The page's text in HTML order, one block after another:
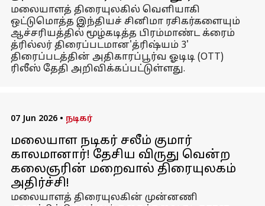
மலையாளத் திரையுலகில் வெளியாகி
ஒட்டுமொத்த இந்தியச் சினிமா ரசிகர்களையும்
ஆச்சரியத்தில் மூழ்கடித்த பிரம்மாண்ட க்ரைம்
த்ரில்லர் திரைப்படமான'த்ரிஷ்யம் 3'
திரைப்படத்தின் அதிகாரப்பூர்வ ஓடிடி (OTT)
ரிலீஸ் தேதி அறிவிக்கப்பட்டுள்ளது.
07 Jun 2026 • நடிகர்
மலையாள நடிகர் சலீம் குமார்
காலமானார்! தேசிய விருது வென்ற
கலைஞரின் மறைவால் திரையுலகம்
அதிர்ச்சி!
மலையாளத் திரையுலகின் முன்னணி